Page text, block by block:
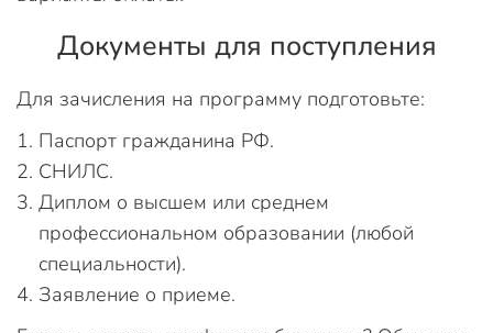
Документы для поступления
Для зачисления на программу подготовьте:
Паспорт гражданина РФ.
СНИЛС.
Диплом о высшем или среднем
профессиональном образовании (любой
специальности).
Заявление о приеме.